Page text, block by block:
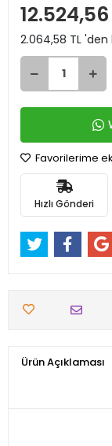
2.064,58 TL
Favorilerime
Hızlı Gönderi
Ürün Açıklaması